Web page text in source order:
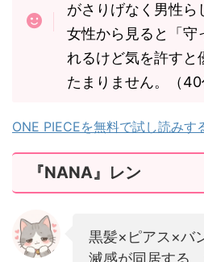
がさりげなく男性ら
女性から見ると「守
れるけど気を許すと
たまりません。（40
ONE PIECEを無料で試し読みす
『NANA』レン
黒髪×ピアス×バ
滅感が同居する